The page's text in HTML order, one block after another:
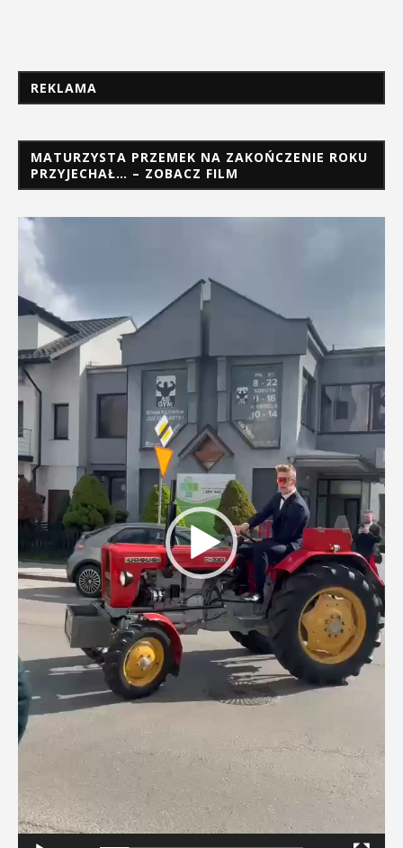
REKLAMA
MATURZYSTA PRZEMEK NA ZAKOŃCZENIE ROKU
PRZYJECHAŁ… – ZOBACZ FILM
Odtwarzacz